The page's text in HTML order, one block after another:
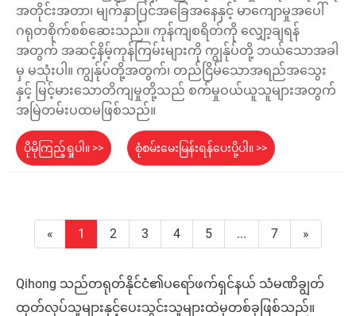
အတိုင်းအတာ၊ မျက်နှာပြင်အခြေအနေနှင့် မာကျောမှုအပေါ်
ဂရုတစိုက်စစ်ဆေးသည်။ ကုန်ကျစရိတ်ကို လျှော့ချရန်
အတွက် အဆင့်နိမ့်ကုန်ကြမ်းများကို ကျွန်ုပ်တို့ ဘယ်သောအခါ
မှ မသုံးပါ။ ကျွန်ုပ်တို့အတွက်၊ တည်ငြိမ်သောအရည်အသွေး
နှင့် မြင့်မားသောတိကျမှုတို့သည် စက်မှုဝယ်ယူသူများအတွက်
အမြဲတမ်းပထမဖြစ်သည်။
ပိုမိုကြည့်ရှုပါ။ >> စုံစမ်းမေးမြန်းရန်ပေးပို့ပါ။ >>
« 1 2 3 4 5 ... 7 »
Qihong သည်တရုတ်နိုင်ငံ၏ပရော်ဖက်ရှင်နယ် သံမဏိချွတ်
ထုတ်လုပ်သူများနှင့်ပေးသွင်းသူများထဲမှတစ်ခုဖြစ်သည်။